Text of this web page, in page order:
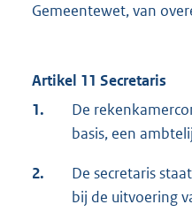
Gemeentewet, van
Artikel 11 Secretaris
1.
De
basis, een
2.
De secretaris
bij de uitvoering